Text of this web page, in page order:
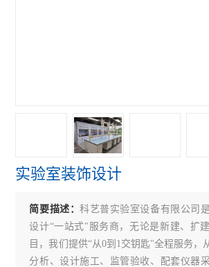
实验室装饰设计
简要描述：科艺普实验室设备有限公司
设计“一站式"服务商，无论是新建、扩
目，我们提供“从0到1交钥匙"全程服务，
分析、设计施工、监管验收、配套仪器